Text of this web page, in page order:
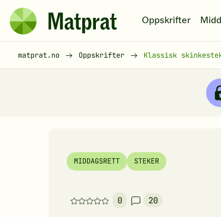
Hopp til hovedinnhold
Matprat
hjemmeside
Oppskrifter
matprat.no Oppskrifter Klassisk
MIDDAGSRETT STEKER
0
Denne
20